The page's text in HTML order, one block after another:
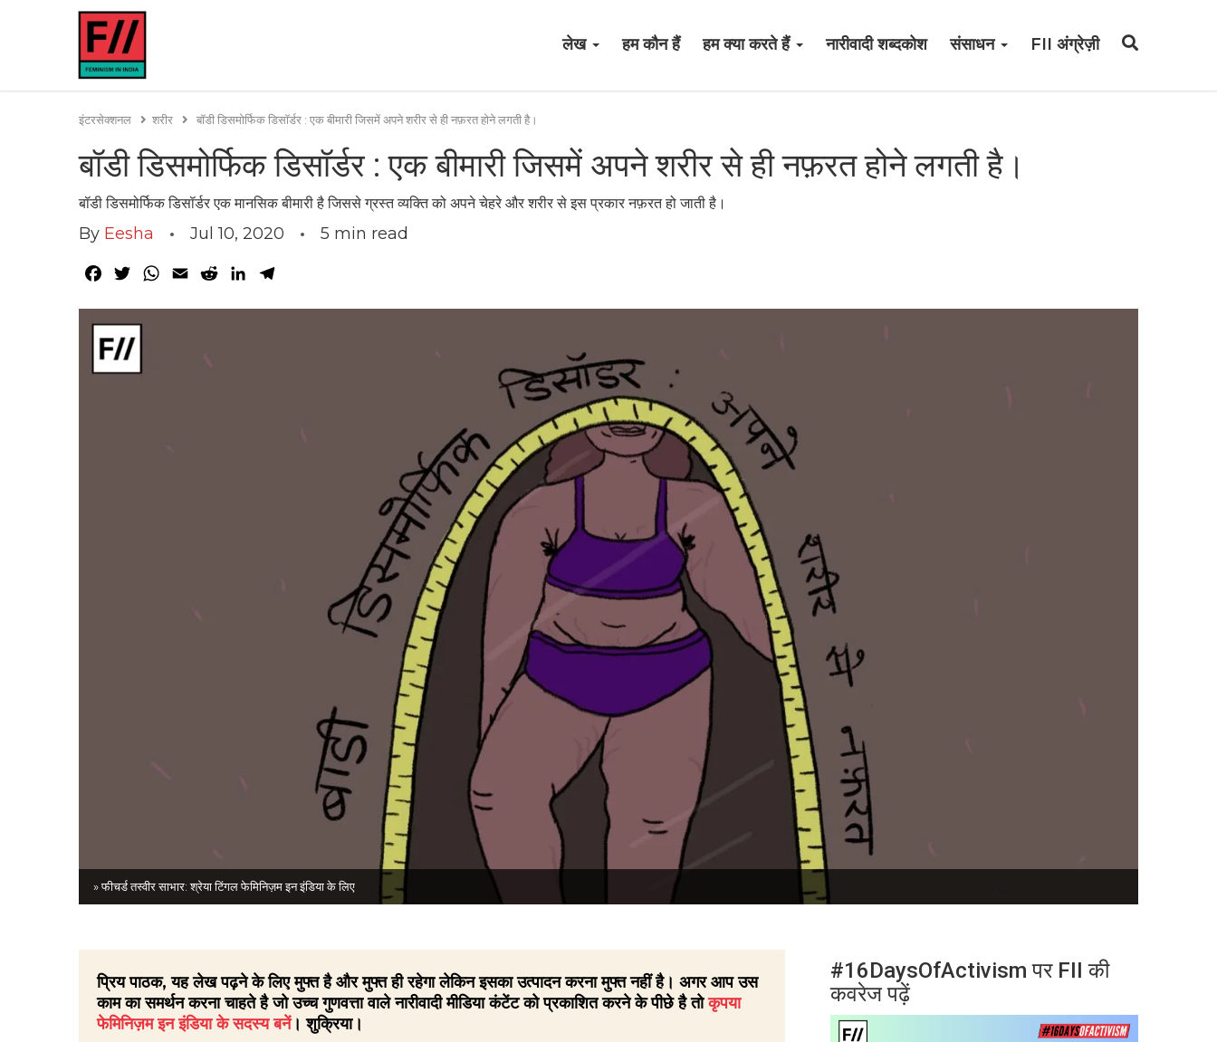
लेख हम कौन हैं हम क्या करते हैं नारीवादी शब्दकोश संसाधन FII अंग्रेज़ी
इंटरसेक्शनल शरीर बॉडी डिसमोर्फिक डिसॉर्डर : एक बीमारी जिसमें अपने शरीर से ही नफ़रत होने लगती है।
बॉडी डिसमोर्फिक डिसॉर्डर : एक बीमारी जिसमें अपने शरीर से ही नफ़रत होने लगती है।
बॉडी डिसमोर्फिक डिसॉर्डर एक मानसिक बीमारी है जिससे ग्रस्त व्यक्ति को अपने चेहरे और शरीर से इस प्रकार नफ़रत हो जाती है।
By Eesha Jul 10, 2020 5 min read
Facebook
TwitterWhatsApp
Email RedditLinkedIn
» फीचर्ड तस्वीर साभार: श्रेया टिंगल फेमिनिज़म इन इंडिया के लिए
प्रिय पाठक, यह लेख पढ़ने के लिए मुफ्त है और मुफ्त ही रहेगा लेकिन इसका उत्पादन करना मुफ्त नहीं है। अगर आप उस
काम का समर्थन करना चाहते है जो उच्च गुणवत्ता वाले नारीवादी मीडिया कंटेंट को प्रकाशित करने के पीछे है तोकृपया
फेमिनिज़म इन इंडिया के सदस्य बनें। शुक्रिया।
#16DaysOfActivism पर FII की
कवरेज पढ़ें